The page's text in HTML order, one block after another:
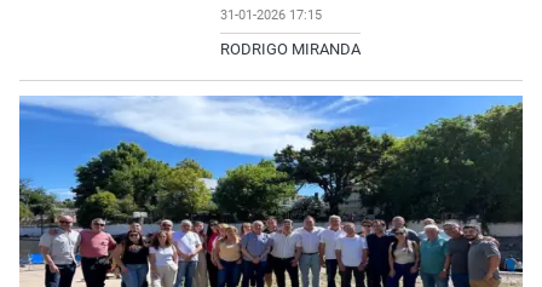
31-01-2026 17:15
RODRIGO MIRANDA